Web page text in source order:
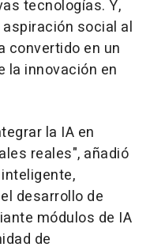
tecnologías. Y,
social al
convertido en un
la innovación en
la IA en
reales", añadió
desarrollo de
módulos de IA
de